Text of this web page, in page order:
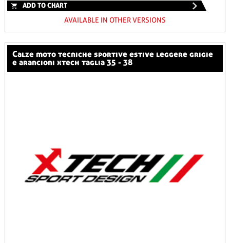
ADD TO CHART
AVAILABLE IN OTHER VERSIONS
calze moto tecniche sportive estive leggere grigie
e arancioni xtech taglia 35 - 38